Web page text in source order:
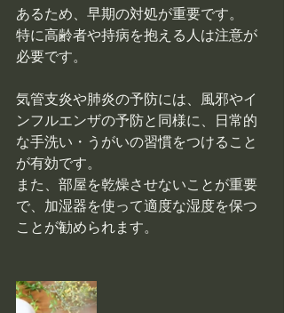
あるため、早期の対処が重要です。
特に高齢者や持病を抱える人は注意が
必要です。
気管支炎や肺炎の予防には、風邪やイ
ンフルエンザの予防と同様に、日常的
な手洗い・うがいの習慣をつけること
が有効です。
また、部屋を乾燥させないことが重要
で、加湿器を使って適度な湿度を保つ
ことが勧められます。